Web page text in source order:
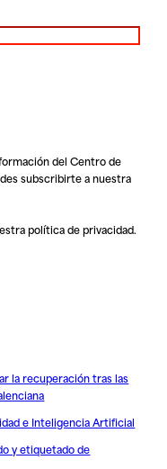
del Centro de
subscribirte a nuestra
política de privacidad.
la recuperación tras las
e Inteligencia Artificial
y etiquetado de